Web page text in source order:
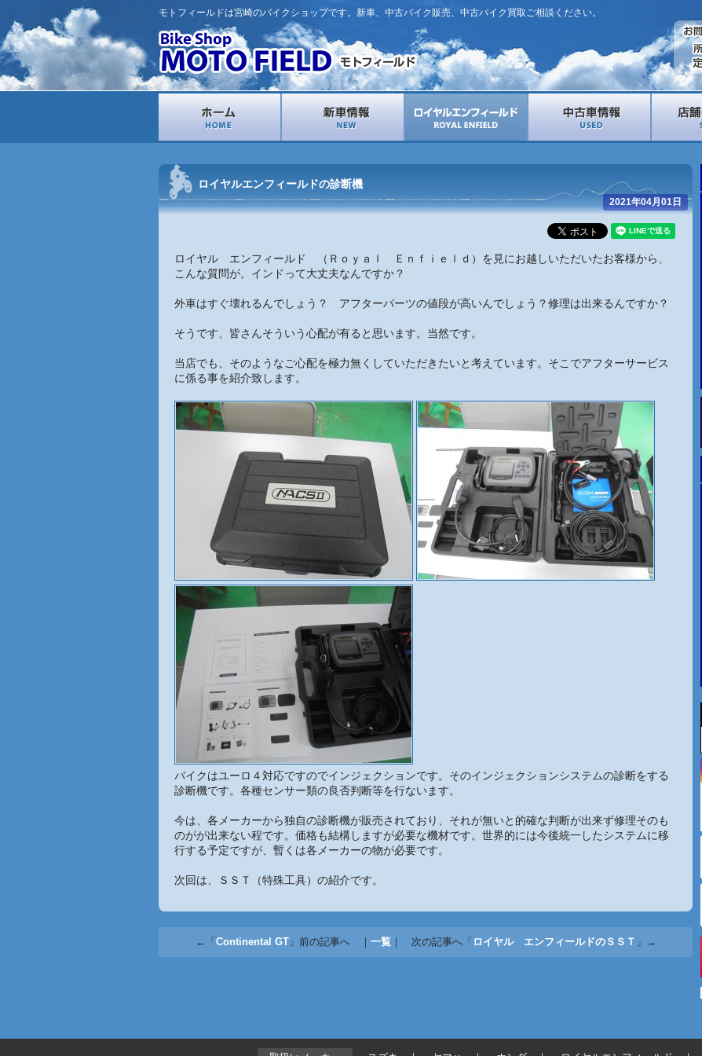
モトフィールドは宮崎のバイクショップです。新車、中古バイク販売、中古バイク買取ご相談ください。
ロイヤルエンフィールドの診断機
2021年04月01日
ロイヤル エンフィールド （Ｒｏｙａｌ Ｅｎｆｉｅｌｄ）を見にお越しいただいたお客様から、
こんな質問が。インドって大丈夫なんですか？
外車はすぐ壊れるんでしょう？ アフターパーツの値段が高いんでしょう？修理は出来るんですか？
そうです、皆さんそういう心配が有ると思います。当然です。
当店でも、そのようなご心配を極力無くしていただきたいと考えています。そこでアフターサービス
に係る事を紹介致します。
バイクはユーロ４対応ですのでインジェクションです。そのインジェクションシステムの診断をする
診断機です。各種センサー類の良否判断等を行ないます。
今は、各メーカーから独自の診断機が販売されており、それが無いと的確な判断が出来ず修理そのも
のがが出来ない程です。価格も結構しますが必要な機材です。世界的には今後統一したシステムに移
行する予定ですが、暫くは各メーカーの物が必要です。
次回は、ＳＳＴ（特殊工具）の紹介です。
←「 Continental GT」前の記事へ ｜ 一覧｜ 次の記事へ「 ロイヤル エンフィールドのＳＳＴ 」→